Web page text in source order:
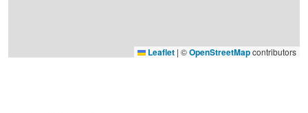
Leaflet | ©OpenStreetMapcontributors